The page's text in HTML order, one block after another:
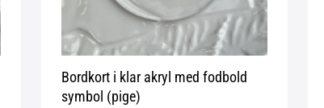
Bordkort i klar akryl med fodbold
symbol (pige)